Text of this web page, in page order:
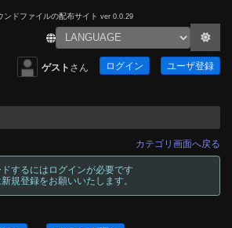
ンドファイルの配布サイト ver 0.0.29
ゲスト さん ログイン ユーザ登録
カテゴリ画面へ戻る
するにはログインが必要です
規登録をお願いいたします。